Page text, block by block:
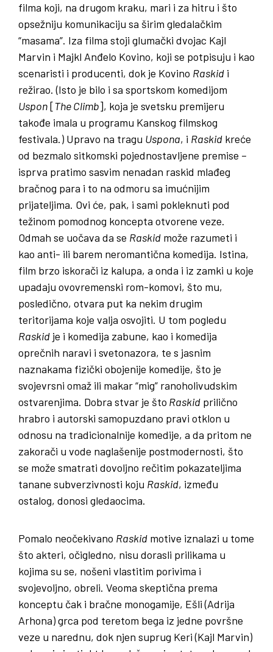
filma koji, na drugom kraku, mari i za hitru i što
opsežniju komunikaciju sa širim gledalačkim
“masama”. Iza filma stoji glumački dvojac Kajl
Marvin i Majkl Anđelo Kovino, koji se potpisuju i kao
scenaristi i producenti, dok je Kovino Raskid i
režirao. (Isto je bilo i sa sportskom komedijom
Uspon[The Climb], koja je svetsku premijeru
takođe imala u programu Kanskog filmskog
festivala.) Upravo na tragu Uspona, i Raskid kreće
od bezmalo sitkomski pojednostavljene premise –
isprva pratimo sasvim nenadan raskid mlađeg
bračnog para i to na odmoru sa imućnijim
prijateljima. Ovi će, pak, i sami pokleknuti pod
težinom pomodnog koncepta otvorene veze.
Odmah se uočava da se Raskid može razumeti i
kao anti- ili barem neromantična komedija. Istina,
film brzo iskorači iz kalupa, a onda i iz zamki u koje
upadaju ovovremenski rom-komovi, što mu,
posledično, otvara put ka nekim drugim
teritorijama koje valja osvojiti. U tom pogledu
Raskid je i komedija zabune, kao i komedija
oprečnih naravi i svetonazora, te s jasnim
naznakama fizički obojenije komedije, što je
svojevrsni omaž ili makar “mig” ranoholivudskim
ostvarenjima. Dobra stvar je što Raskid prilično
hrabro i autorski samopuzdano pravi otklon u
odnosu na tradicionalnije komedije, a da pritom ne
zakorači u vode naglašenije postmodernosti, što
se može smatrati dovoljno rečitim pokazateljima
tanane subverzivnosti koju Raskid, između
ostalog, donosi gledaocima.
Pomalo neočekivano Raskid motive iznalazi u tome
što akteri, očigledno, nisu dorasli prilikama u
kojima su se, nošeni vlastitim porivima i
svojevoljno, obreli. Veoma skeptična prema
konceptu čak i bračne monogamije, Ešli (Adrija
Arhona) grca pod teretom bega iz jedne površne
veze u narednu, dok njen suprug Keri (Kajl Marvin)